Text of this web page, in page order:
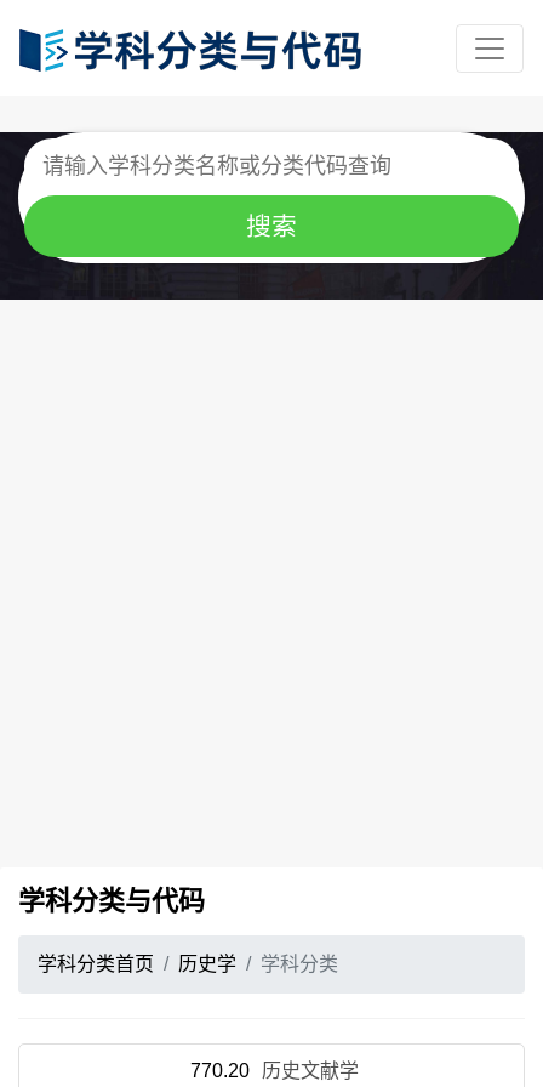
学科分类与代码
学科分类首页 历史学 学科分类
770.20 历史文献学